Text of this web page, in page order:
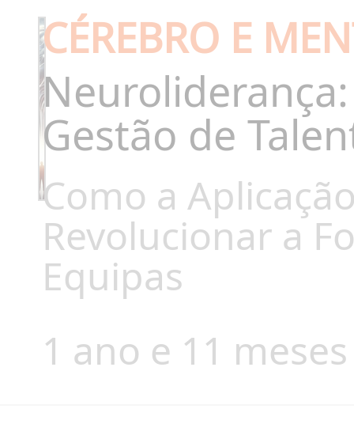
CÉREBRO E
Gestão de
Como a
Revolucionar a
Equipas
1 ano e 11